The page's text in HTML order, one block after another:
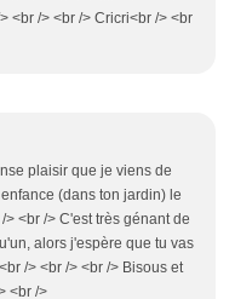
<br /> <br /> Cricri<br /> <br
plaisir que je viens de
(dans ton jardin) le
<br /> C'est très génant de
alors j'espère que tu vas
/> <br /> <br /> Bisous et
<br />